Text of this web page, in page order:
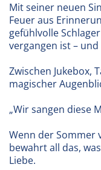
Mit seiner neuen
Feuer aus
gefühlvolle
vergangen ist –
Zwischen Jukebox,
magischer
„Wir sangen diese
Wenn der Sommer
bewahrt all das,
Liebe.